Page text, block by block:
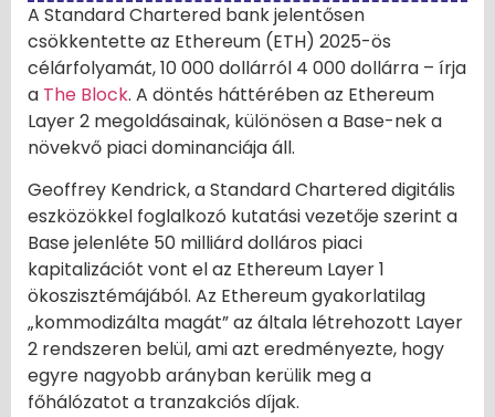
A Standard Chartered bank jelentősen
csökkentette az Ethereum (ETH) 2025-ös
célárfolyamát, 10 000 dollárról 4 000 dollárra – írja
a The Block. A döntés háttérében az Ethereum
Layer 2 megoldásainak, különösen a Base-nek a
növekvő piaci dominanciája áll.
Geoffrey Kendrick, a Standard Chartered digitális
eszközökkel foglalkozó kutatási vezetője szerint a
Base jelenléte 50 milliárd dolláros piaci
kapitalizációt vont el az Ethereum Layer 1
ökoszisztémájából. Az Ethereum gyakorlatilag
„kommodizálta magát” az általa létrehozott Layer
2 rendszeren belül, ami azt eredményezte, hogy
egyre nagyobb arányban kerülik meg a
főhálózatot a tranzakciós díjak.